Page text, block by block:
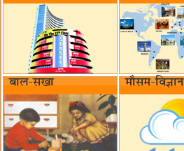
बाल-सखा मौसम-विज्ञान